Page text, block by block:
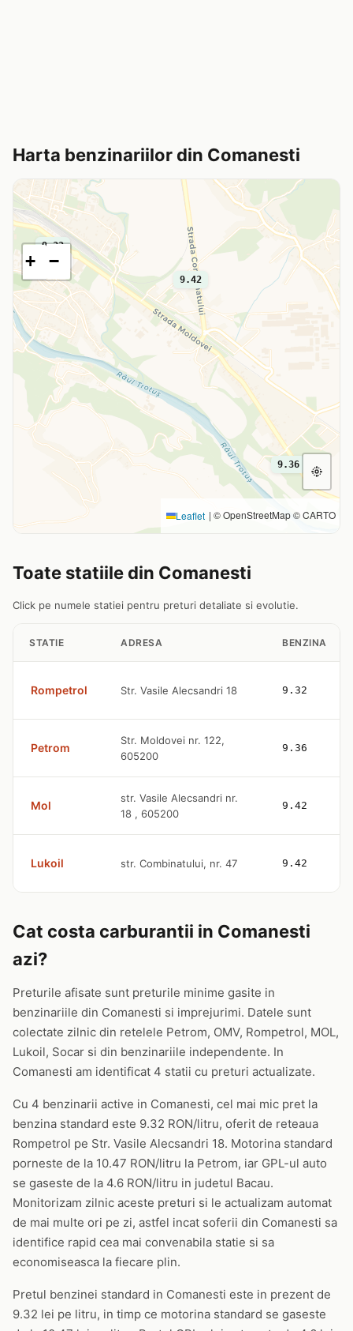
Harta benzinariilor din Comanesti
9.32
9.36
9.42
9.42
+ −
Leaflet | © OpenStreetMap © CARTO
Toate statiile din Comanesti
Click pe numele statiei pentru preturi detaliate si evolutie.
STATIE ADRESA BENZINA
Rompetrol Str. Vasile Alecsandri 18 9.32
Petrom
Str. Moldovei nr. 122,
605200
9.36
Mol
str. Vasile Alecsandri nr.
18 , 605200
9.42
Lukoil str. Combinatului, nr. 47 9.42
Cat costa carburantii in Comanesti
azi?
Preturile afisate sunt preturile minime gasite in
benzinariile din Comanesti si imprejurimi. Datele sunt
colectate zilnic din retelele Petrom, OMV, Rompetrol, MOL,
Lukoil, Socar si din benzinariile independente. In
Comanesti am identificat 4 statii cu preturi actualizate.
Cu 4 benzinarii active in Comanesti, cel mai mic pret la
benzina standard este 9.32 RON/litru, oferit de reteaua
Rompetrol pe Str. Vasile Alecsandri 18. Motorina standard
porneste de la 10.47 RON/litru la Petrom, iar GPL-ul auto
se gaseste de la 4.6 RON/litru in judetul Bacau.
Monitorizam zilnic aceste preturi si le actualizam automat
de mai multe ori pe zi, astfel incat soferii din Comanesti sa
identifice rapid cea mai convenabila statie si sa
economiseasca la fiecare plin.
Pretul benzinei standard in Comanesti este in prezent de
9.32 lei pe litru, in timp ce motorina standard se gaseste